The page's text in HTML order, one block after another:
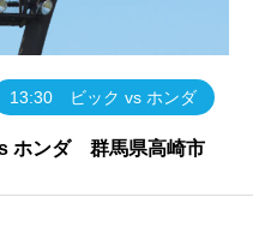
13:30 ビック vs ホンダ
ホンダ 群馬県高崎市